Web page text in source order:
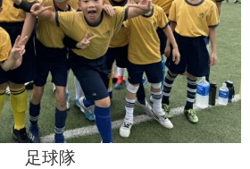
足球隊